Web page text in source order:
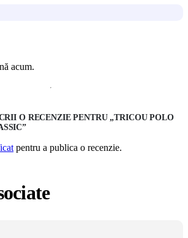
acum.
O RECENZIE PENTRU „TRICOU POLO
pentru a publica o recenzie.